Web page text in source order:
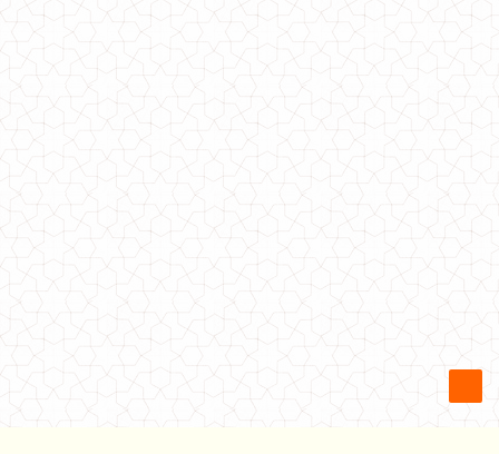
Теплое платье женское из ангоры
500.00грн.
Теплое женское платье из ангоры с пуговицами
550.00грн.